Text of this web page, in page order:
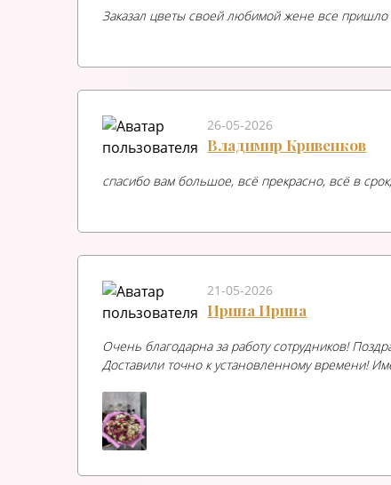
Заказал цветы своей любимой жене все
26-05-2026
Владимир Кривенков
спасибо вам большое, всё прекрасно, всё в
21-05-2026
Ирина Ирина
Очень благодарна за работу сотрудников!
Доставили точно к установленному времени!